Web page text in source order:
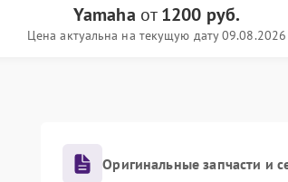
Yamaha от1200 руб.
Цена актуальна на текущую дату 09.08.2026
Оригинальные запчасти и